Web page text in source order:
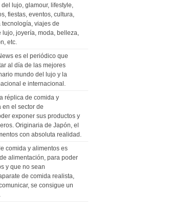
lujo, glamour, lifestyle,
fiestas, eventos, cultura,
viajes de
lujo, joyería, moda, belleza,
etc.
es el periódico que
al día de las mejores
mundo del lujo y la
e internacional.
réplica de comida y
en el sector de
exponer sus productos y
Originaria de Japón, el
con absoluta realidad.
comida y alimentos es
alimentación, para poder
y que no sean
de comida realista,
se consigue un